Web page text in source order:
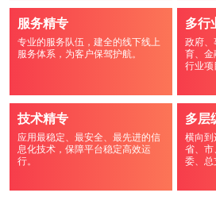
服务精专
专业的服务队伍，建全的线下线上
服务体系，为客户保驾护航。
多行
政府
育、金
行业项
技术精专
应用最稳定、最安全、最先进的信
息化技术，保障平台稳定高效运
行。
多层
横向到
省、
委、总